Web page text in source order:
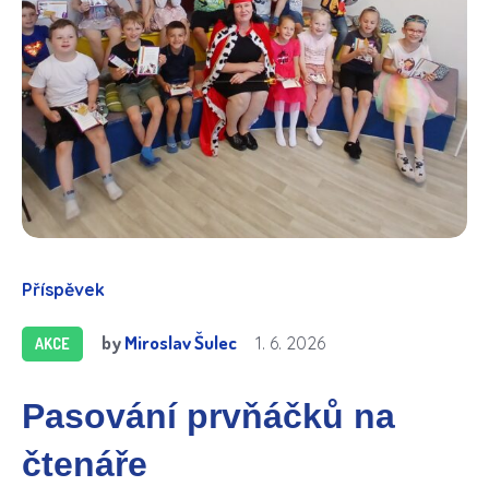
Příspěvek
AKCE byMiroslav Šulec 1. 6. 2026
Pasování prvňáčků na
čtenáře